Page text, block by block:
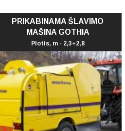
PRIKABINAMA ŠLAVIMO
MAŠINA GOTHIA
Plotis, m - 2,3÷2,8